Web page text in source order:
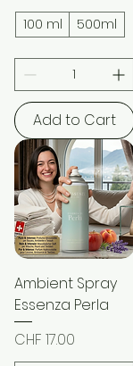
100 ml 500ml
Add to Cart
Ambient Spray
Essenza Perla
Price
CHF 17.00